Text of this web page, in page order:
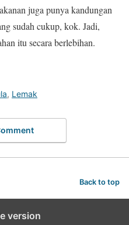
juga punya kandungan
sudah cukup, kok. Jadi,
itu secara berlebihan.
, Lemak
Back to top
version